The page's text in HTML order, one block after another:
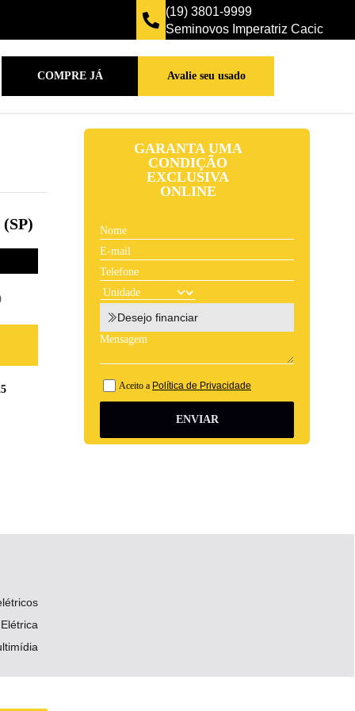
(19) 3801-9999
Seminovos Imperatriz Cacic
COMPRE JÁ Avalie seu usado
GARANTA UMA
CONDIÇÃO
EXCLUSIVA
ONLINE
Desejo financiar
Aceito a Política de Privacidade
ENVIAR